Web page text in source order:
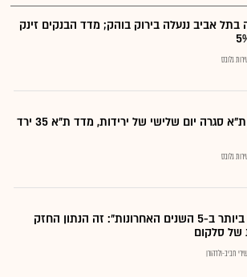
בתל אביב ננעלה בירוק בוהק; מדד הבנקים זינק
גלובס
בורסת ת"א סגרה יום שלישי של ירידות, מדד ת"א 35 ירד
גלובס
"הגבוה ביותר ב-5 השנים האחרונות": זה הנתון החזק
של סלקום
שירי חביב-ולדהורן